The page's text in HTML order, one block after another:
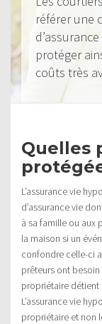
référer une
protéger
coûts très
Quelles
L’assurance vie
d’assurance vie
à sa famille ou aux
la maison si un
confondre celle-ci
prêteurs ont
propriétaire détient
L’assurance vie
propriétaire et non